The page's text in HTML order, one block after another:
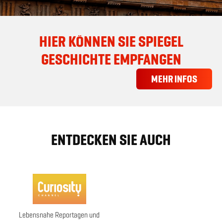
HIER KÖNNEN SIE SPIEGEL
GESCHICHTE EMPFANGEN
MEHR INFOS
ENTDECKEN SIE AUCH
Lebensnahe Reportagen und